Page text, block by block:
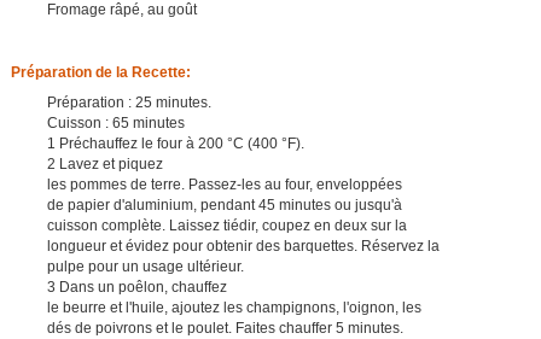
Fromage râpé, au goût
Préparation de la Recette:
Préparation : 25 minutes.
Cuisson : 65 minutes
1 Préchauffez le four à 200 °C (400 °F).
2 Lavez et piquez
les pommes de terre. Passez-les au four, enveloppées
de papier d'aluminium, pendant 45 minutes ou jusqu'à
cuisson complète. Laissez tiédir, coupez en deux sur la
longueur et évidez pour obtenir des barquettes. Réservez la
pulpe pour un usage ultérieur.
3 Dans un poêlon, chauffez
le beurre et l'huile, ajoutez les champignons, l'oignon, les
dés de poivrons et le poulet. Faites chauffer 5 minutes.